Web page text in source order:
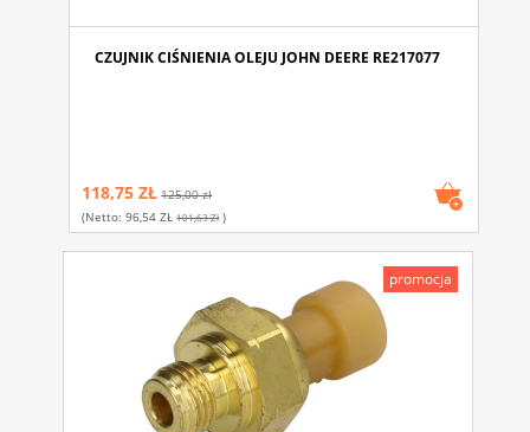
CZUJNIK CIŚNIENIA OLEJU JOHN DEERE RE217077
118,75 ZŁ 125,00 zł
(netto:96,54 ZŁ 101,63 Zł)
promocja